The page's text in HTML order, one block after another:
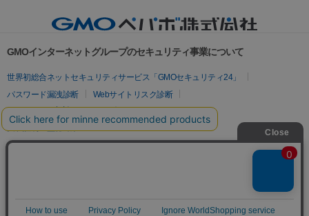
GMOインターネットグループのセキュリティ事業について
世界初総合ネットセキュリティサービス「GMOセキュリティ24」
パスワード漏洩診断
Webサイトリスク診断
セキュリティ相談AIチャットボット
実在証明・盗聴対策
サイバー攻撃対策（GMOサイバーセキュリティ byイエラエ）